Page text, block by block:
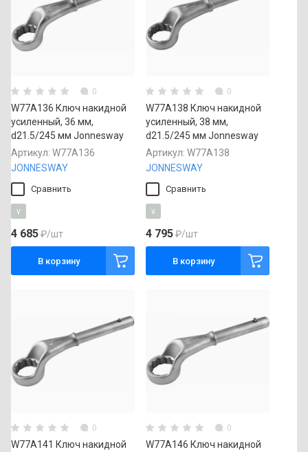
0
W77A136 Ключ накидной
усиленный, 36 мм,
d21.5/245 мм Jonnesway
Артикул: W77A136
JONNESWAY
Сравнить
v
4 685₽/шт
В корзину
0
W77A138 Ключ накидной
усиленный, 38 мм,
d21.5/245 мм Jonnesway
Артикул: W77A138
JONNESWAY
Сравнить
v
4 795₽/шт
В корзину
0
W77A141 Ключ накидной
0
W77A146 Ключ накидной